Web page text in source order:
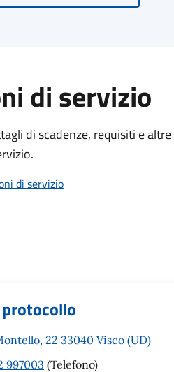
di servizio
di scadenze, requisiti e
di servizio
22 33040 Visco (UD)
997003 (Telefono)